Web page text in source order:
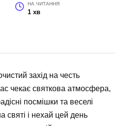
НА ЧИТАННЯ
1 хв
захід на честь
чекає святкова атмосфера,
посмішки та веселі
святі і нехай цей день